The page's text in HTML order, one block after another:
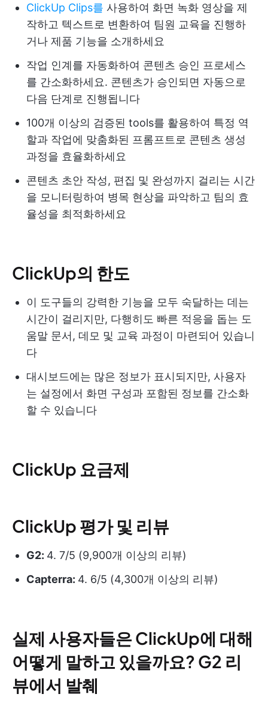
ClickUp Clips를 사용하여 화면 녹화 영상을 제
작하고 텍스트로 변환하여 팀원 교육을 진행하
거나 제품 기능을 소개하세요
작업 인계를 자동화하여 콘텐츠 승인 프로세스
를 간소화하세요. 콘텐츠가 승인되면 자동으로
다음 단계로 진행됩니다
100개 이상의 검증된 tools를 활용하여 특정 역
할과 작업에 맞춤화된 프롬프트로 콘텐츠 생성
과정을 효율화하세요
콘텐츠 초안 작성, 편집 및 완성까지 걸리는 시간
을 모니터링하여 병목 현상을 파악하고 팀의 효
율성을 최적화하세요
ClickUp의 한도
이 도구들의 강력한 기능을 모두 숙달하는 데는
시간이 걸리지만, 다행히도 빠른 적응을 돕는 도
움말 문서, 데모 및 교육 과정이 마련되어 있습니
다
대시보드에는 많은 정보가 표시되지만, 사용자
는 설정에서 화면 구성과 포함된 정보를 간소화
할 수 있습니다
ClickUp 요금제
ClickUp 평가 및 리뷰
G2: 4. 7/5 (9,900개 이상의 리뷰)
Capterra: 4. 6/5 (4,300개 이상의 리뷰)
실제 사용자들은 ClickUp에 대해
어떻게 말하고 있을까요? G2 리
뷰에서 발췌